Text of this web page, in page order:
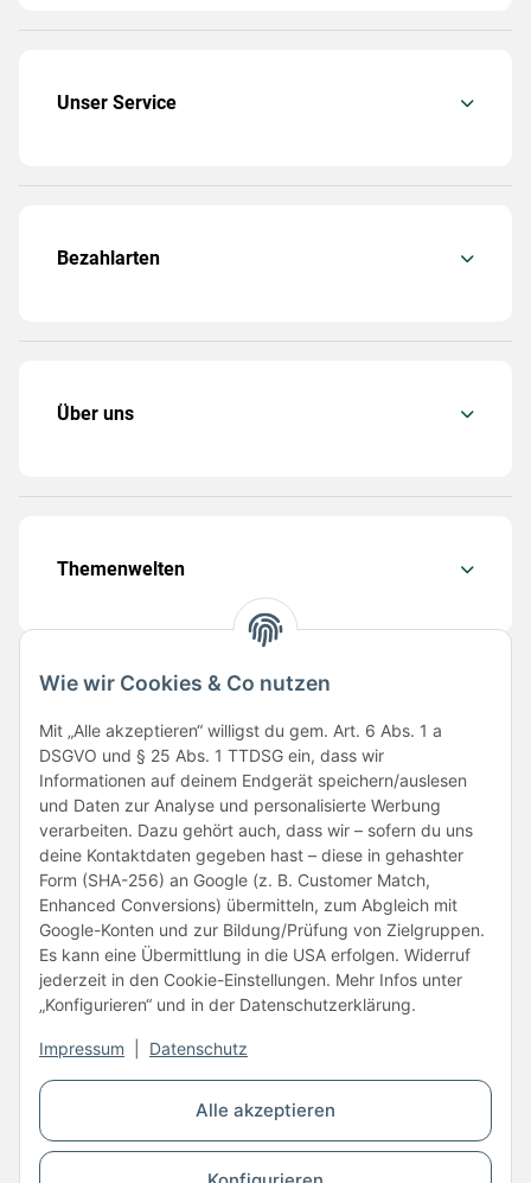
Alle akzeptieren
Wie wir Cookies & Co nutzen
Mit „Alle akzeptieren“ willigst du gem. Art. 6 Abs. 1 a
DSGVO und § 25 Abs. 1 TTDSG ein, dass wir
Informationen auf deinem Endgerät speichern/auslesen
und Daten zur Analyse und personalisierte Werbung
verarbeiten. Dazu gehört auch, dass wir – sofern du uns
deine Kontaktdaten gegeben hast – diese in gehashter
Form (SHA-256) an Google (z. B. Customer Match,
Enhanced Conversions) übermitteln, zum Abgleich mit
Google-Konten und zur Bildung/Prüfung von Zielgruppen.
Es kann eine Übermittlung in die USA erfolgen. Widerruf
jederzeit in den Cookie-Einstellungen. Mehr Infos unter
„Konfigurieren“ und in der Datenschutzerklärung.
Impressum Datenschutz
Unser Service
Bezahlarten
Über uns
Themenwelten
Folge uns
Unsere Partner
Vertrag widerrufen
* Alle Preise inkl. gesetzlicher USt., zzgl.Versand
© Copyright © 2026 www.kartons24.de